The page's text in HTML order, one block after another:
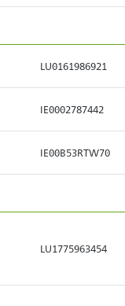
LU0161986921
IE0002787442
IE00B53RTW70
LU1775963454